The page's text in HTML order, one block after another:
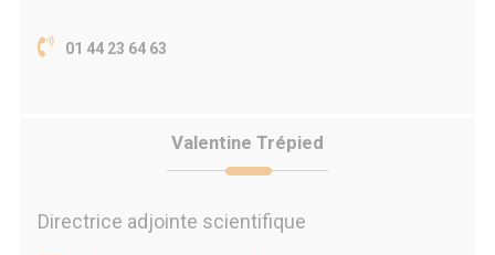
01 44 23 64 63
Valentine Trépied
Directrice adjointe scientifique